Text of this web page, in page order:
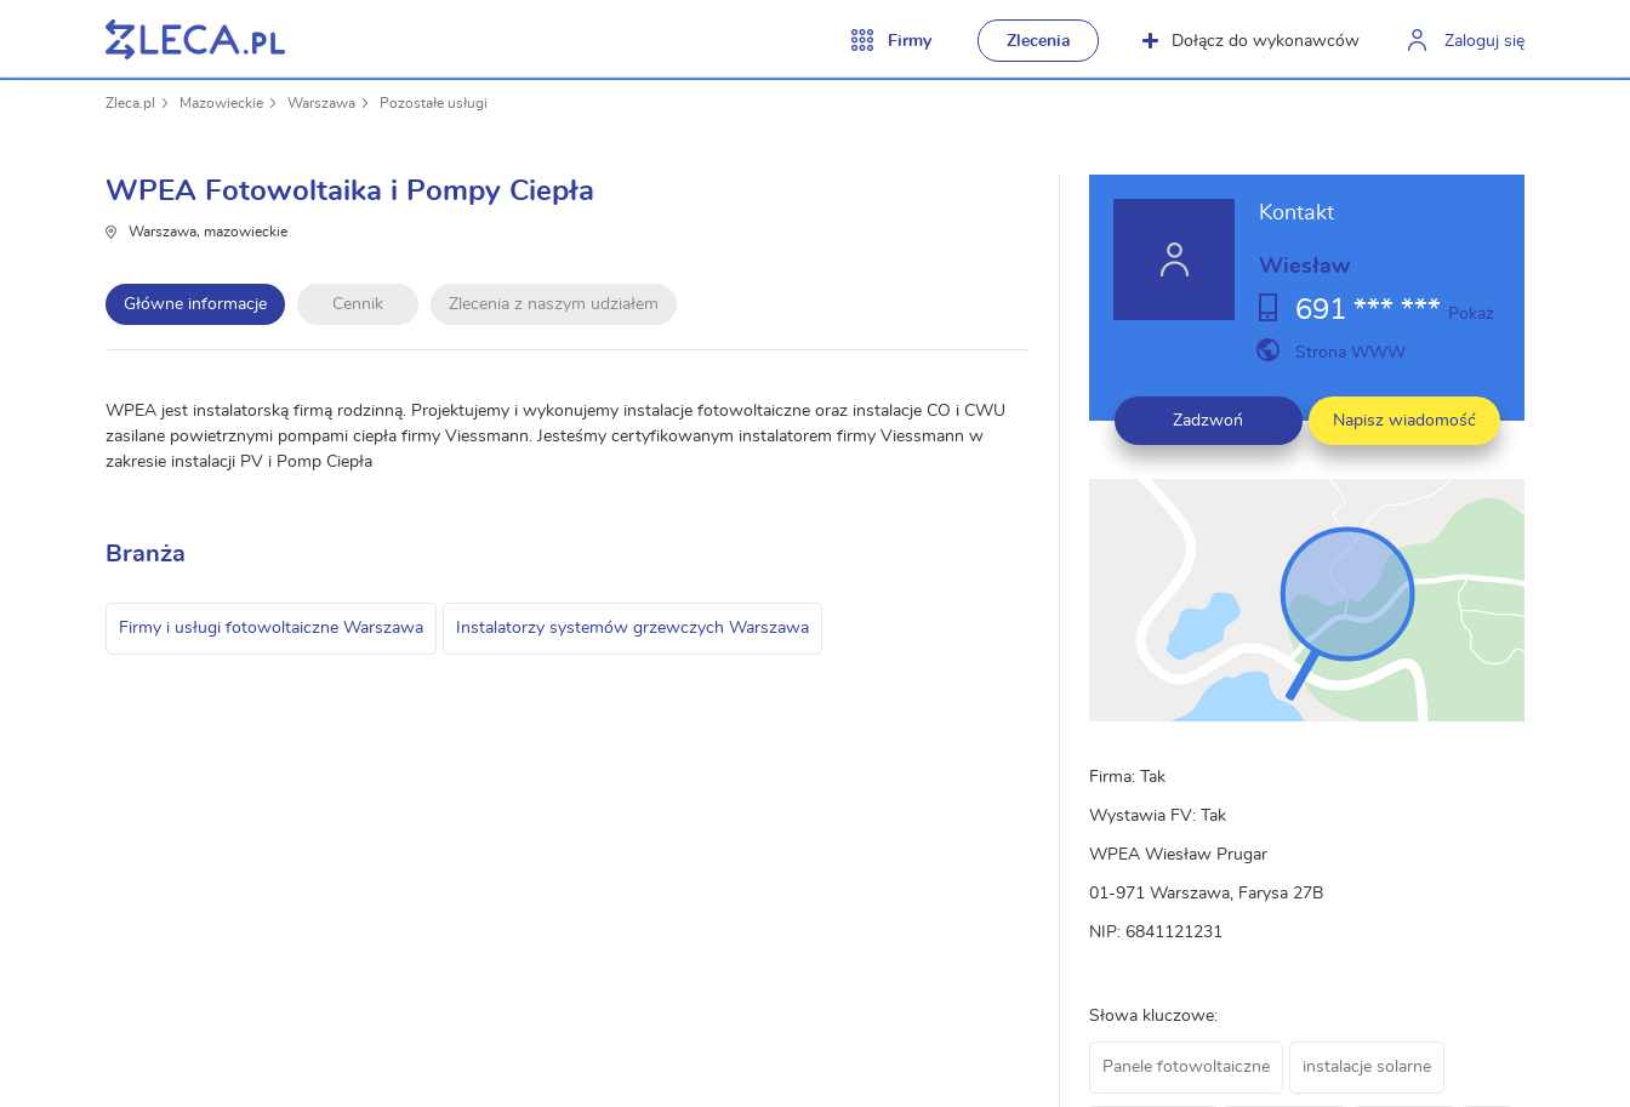
Firmy Zlecenia Dołącz do wykonawców Zaloguj się
Zleca.pl Mazowieckie Warszawa Pozostałe usługi
WPEA Fotowoltaika i Pompy Ciepła
Warszawa, mazowieckie
Główne informacje Cennik Zlecenia z naszym udziałem
WPEA jest instalatorską firmą rodzinną. Projektujemy i wykonujemy instalacje fotowoltaiczne oraz instalacje CO i CWU
zasilane powietrznymi pompami ciepła firmy Viessmann. Jesteśmy certyfikowanym instalatorem firmy Viessmann w
zakresie instalacji PV i Pomp Ciepła
Branża
Firmy i usługi fotowoltaiczne Warszawa Instalatorzy systemów grzewczych Warszawa
Kontakt
Wiesław
691 *** *** Pokaż
Strona WWW
Zadzwoń Napisz wiadomość
Firma: Tak
Wystawia FV: Tak
WPEA Wiesław Prugar
01-971 Warszawa, Farysa 27B
NIP: 6841121231
Słowa kluczowe:
Panele fotowoltaiczne instalacje solarne